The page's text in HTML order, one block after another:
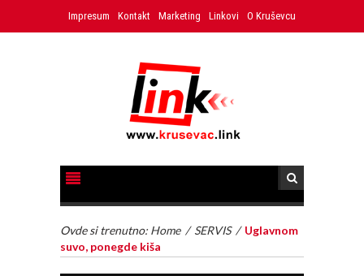
Impresum Kontakt Marketing Linkovi O Kruševcu
Ovde si trenutno: Home / SERVIS / Uglavnom
suvo, ponegde kiša